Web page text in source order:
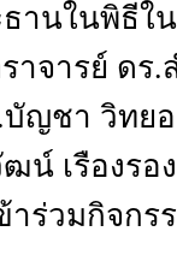
านในพิธีใ
าจารย์ ดร
บัญชา วิท
น์ เรืองร
ร่วมกิจกร